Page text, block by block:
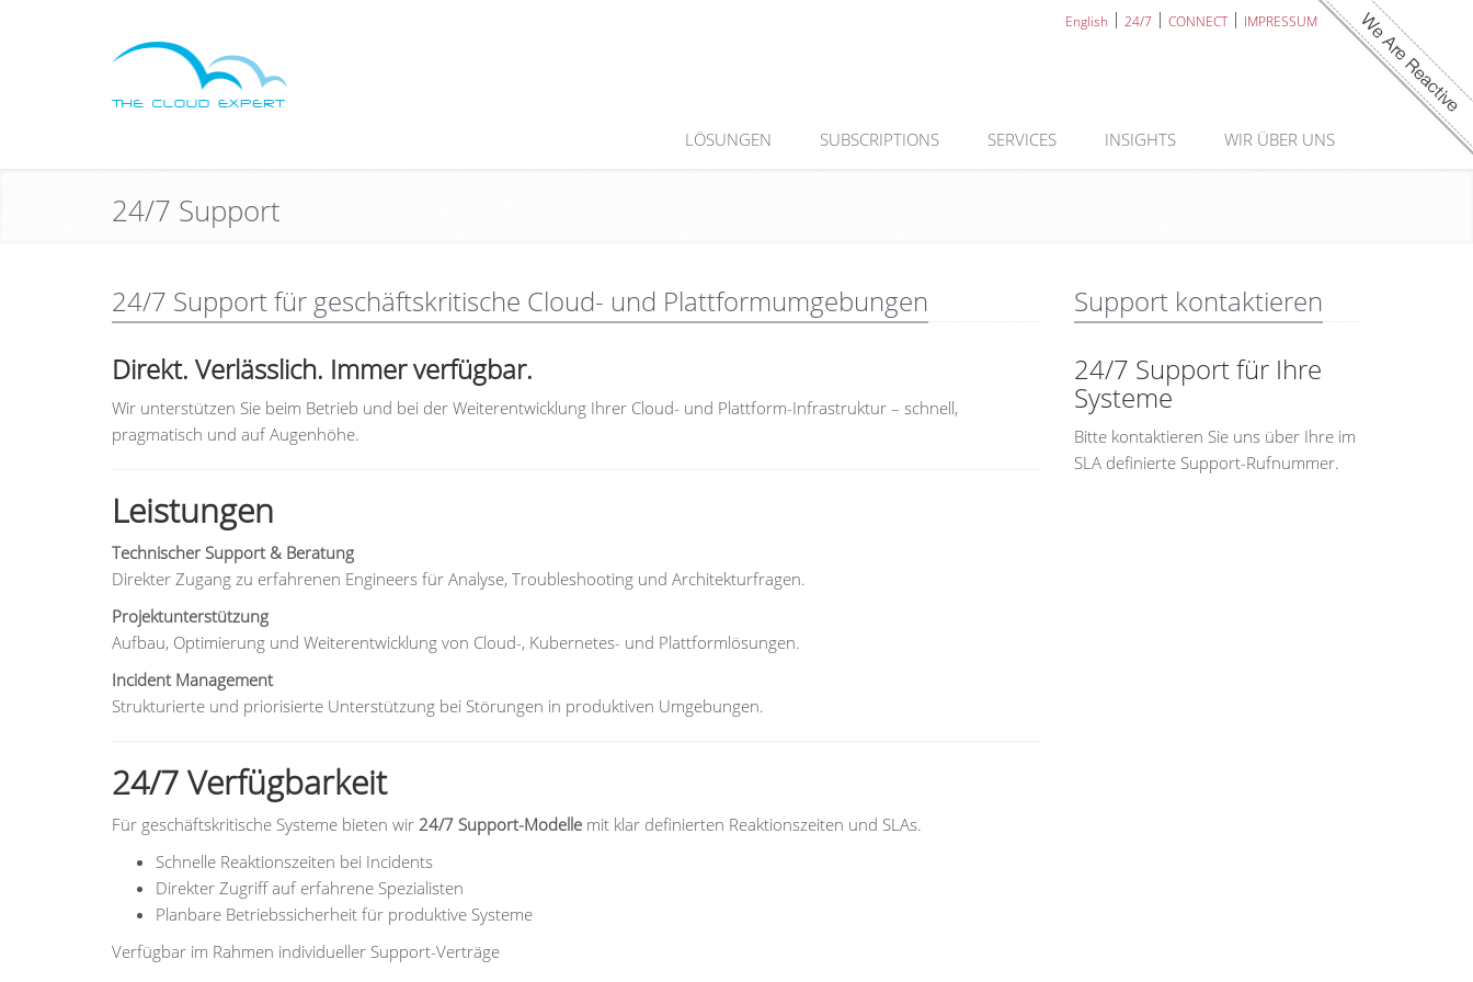
English 24/7 CONNECT IMPRESSUM
LÖSUNGEN SUBSCRIPTIONS SERVICES INSIGHTS WIR ÜBER UNS
24/7 Support
24/7 Support für geschäftskritische Cloud- und Plattformumgebungen
Direkt. Verlässlich. Immer verfügbar.
Wir unterstützen Sie beim Betrieb und bei der Weiterentwicklung Ihrer Cloud- und Plattform-Infrastruktur – schnell,
pragmatisch und auf Augenhöhe.
Leistungen
Technischer Support & Beratung
Direkter Zugang zu erfahrenen Engineers für Analyse, Troubleshooting und Architekturfragen.
Projektunterstützung
Aufbau, Optimierung und Weiterentwicklung von Cloud-, Kubernetes- und Plattformlösungen.
Incident Management
Strukturierte und priorisierte Unterstützung bei Störungen in produktiven Umgebungen.
24/7 Verfügbarkeit
Für geschäftskritische Systeme bieten wir 24/7 Support-Modelle mit klar definierten Reaktionszeiten und SLAs.
Schnelle Reaktionszeiten bei Incidents
Direkter Zugriff auf erfahrene Spezialisten
Planbare Betriebssicherheit für produktive Systeme
Verfügbar im Rahmen individueller Support-Verträge
Support kontaktieren
24/7 Support für Ihre
Systeme
Bitte kontaktieren Sie uns über Ihre im
SLA definierte Support-Rufnummer.